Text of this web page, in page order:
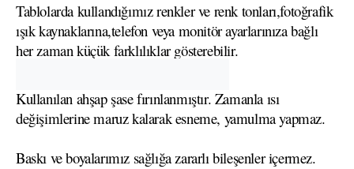
Tablolarda kullandığımız renkler ve renk tonları,fotoğrafik
ışık kaynaklarına,telefon veya monitör ayarlarınıza bağlı
her zaman küçük farklılıklar gösterebilir.
Kullanılan ahşap şase fırınlanmıştır. Zamanla ısı
değişimlerine maruz kalarak esneme, yamulma yapmaz.
Baskı ve boyalarımız sağlığa zararlı bileşenler içermez.